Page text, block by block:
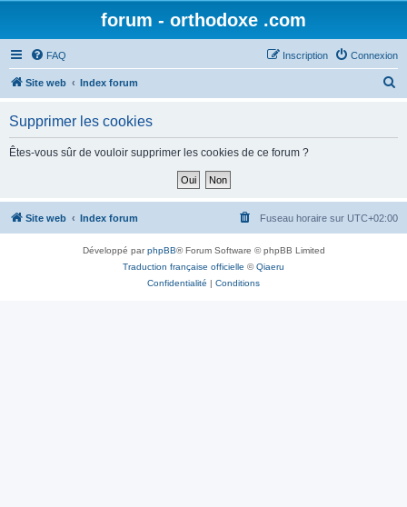
forum - orthodoxe .com
FAQ Connexion
Inscription
Site web Index forum
h
Supprimer les cookies
Êtes-vous sûr de vouloir supprimer les cookies de ce forum ?
Site web Index forum Fuseau horaire sur UTC+02:00
Développé parphpBB® Forum Software © phpBB Limited
Traduction française officielle ©Qiaeru
Confidentialité | Conditions